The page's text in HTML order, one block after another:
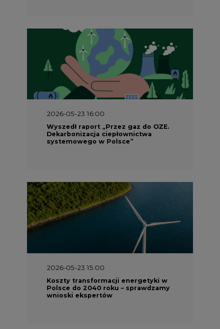
2026-05-23 16:00
Wyszedł raport „Przez gaz do OZE.
Dekarbonizacja ciepłownictwa
systemowego w Polsce”
2026-05-23 15:00
Koszty transformacji energetyki w
Polsce do 2040 roku – sprawdzamy
wnioski ekspertów